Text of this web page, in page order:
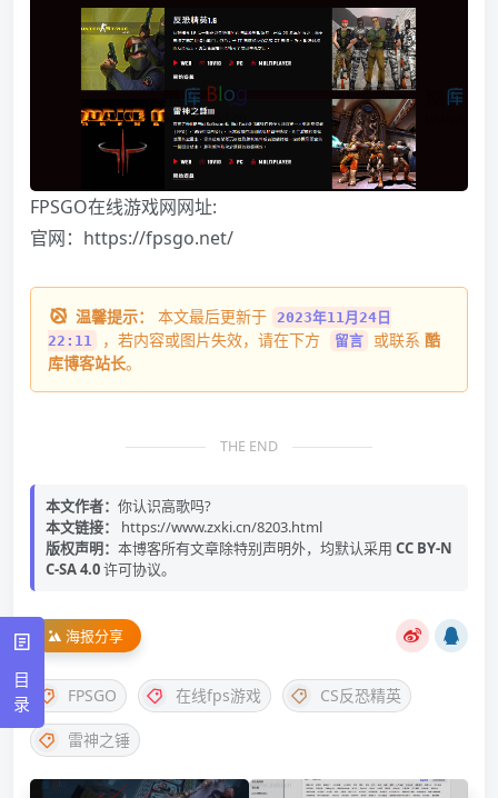
FPSGO在线游戏网网址:
官网： https://fpsgo.net/
温馨提示： 本文最后更新于 2023年11月24日
22:11
，若内容或图片失效，请在下方 留言 或联系 酷
库博客站长。
THE END
本文作者： 你认识高歌吗?
本文链接：
https://www.zxki.cn/8203.html
版权声明： 本博客所有文章除特别声明外，均默认采用 CC BY-N
C-SA 4.0许可协议。
海报分享
FPSGO 在线fps游戏 CS反恐精英
雷神之锤
目
录